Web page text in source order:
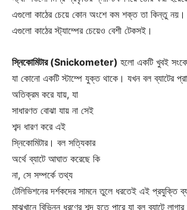
এগুলো কাঠের চেয়ে কোন অংশে কম শক্ত তা কিন্তু নয়।
এগুলো কাঠের স্ট্যাম্পের চেয়েও বেশী টেকসই।
স্নিকোমিটার (Snickometer) হলো একটি খুবই
যা কোনো একটি স্টাম্পে যুক্ত থাকে। যখন বল ব্যাটের
অতিক্রম করে যায়, যা
সাধারণত বোঝা যায় না সেই
শব্দ ধারণ করে এই
স্নিকোমিটার। বল সত্যিকার
অর্থে ব্যাটে আঘাত করেছে কি
না, সে সম্পর্কে তথ্য
টেলিভিশনের দর্শকদের সামনে তুলে ধরতেই এই প্রযুক্তি
মাঝখানে বিভিন্ন ধরণের শব্দ হতে পারে যা বল ব্যাটে